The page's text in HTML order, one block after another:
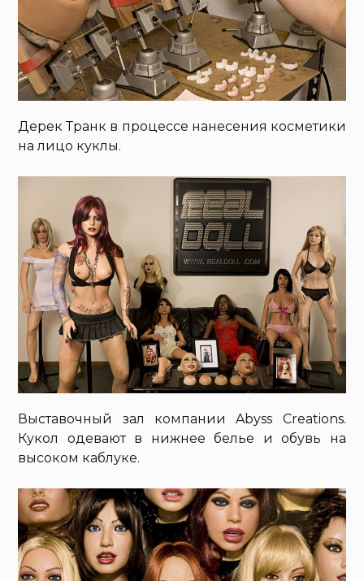
Дерек Транк в процессе нанесения косметики
на лицо куклы.
Выставочный зал компании Abyss Creations.
Кукол одевают в нижнее белье и обувь на
высоком каблуке.